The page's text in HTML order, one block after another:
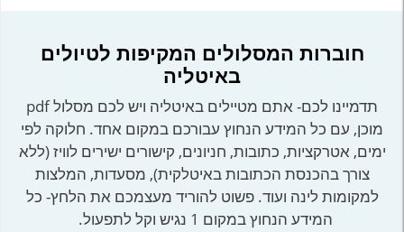
חוברות המסלולים המקיפות לטיולים
באיטליה
תדמיינו לכם- אתם מטיילים באיטליה ויש לכם מסלול pdf
מוכן, עם כל המידע הנחוץ עבורכם במקום אחד. חלוקה לפי
ימים, אטרקציות, כתובות, חניונים, קישורים ישירים לוויז (ללא
צורך בהכנסת הכתובות באיטלקית), מסעדות, המלצות
למקומות לינה ועוד. פשוט להוריד מעצמכם את הלחץ- כל
המידע הנחוץ במקום 1 נגיש וקל לתפעול.